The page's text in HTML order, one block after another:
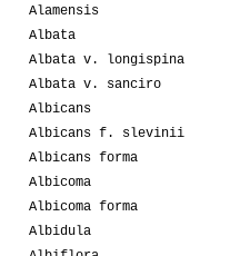
Alamensis
Albata
Albata v. longispina
Albata v. sanciro
Albicans
Albicans f. slevinii
Albicans forma
Albicoma
Albicoma forma
Albidula